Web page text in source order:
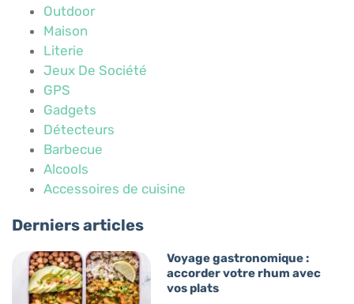
Outdoor
Maison
Literie
Jeux De Société
GPS
Gadgets
Détecteurs
Barbecue
Alcools
Accessoires de cuisine
Derniers articles
Voyage gastronomique :
accorder votre rhum avec
vos plats